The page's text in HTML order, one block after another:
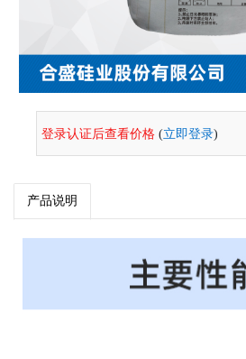
登录认证后查看价格 (立即登录)
产品说明